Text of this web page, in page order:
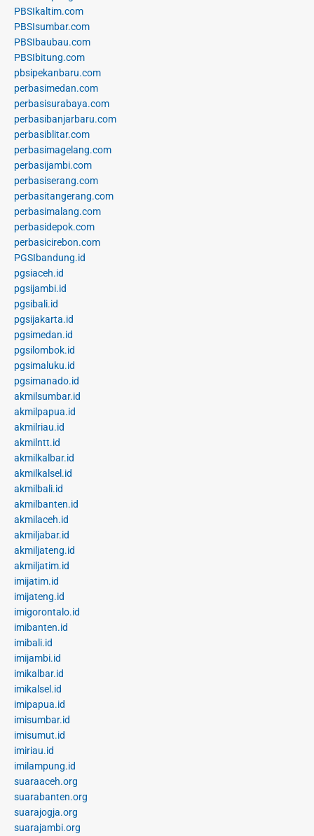
PBSIkaltim.com
PBSIsumbar.com
PBSIbaubau.com
PBSIbitung.com
pbsipekanbaru.com
perbasimedan.com
perbasisurabaya.com
perbasibanjarbaru.com
perbasiblitar.com
perbasimagelang.com
perbasijambi.com
perbasiserang.com
perbasitangerang.com
perbasimalang.com
perbasidepok.com
perbasicirebon.com
PGSIbandung.id
pgsiaceh.id
pgsijambi.id
pgsibali.id
pgsijakarta.id
pgsimedan.id
pgsilombok.id
pgsimaluku.id
pgsimanado.id
akmilsumbar.id
akmilpapua.id
akmilriau.id
akmilntt.id
akmilkalbar.id
akmilkalsel.id
akmilbali.id
akmilbanten.id
akmilaceh.id
akmiljabar.id
akmiljateng.id
akmiljatim.id
imijatim.id
imijateng.id
imigorontalo.id
imibanten.id
imibali.id
imijambi.id
imikalbar.id
imikalsel.id
imipapua.id
imisumbar.id
imisumut.id
imiriau.id
imilampung.id
suaraaceh.org
suarabanten.org
suarajogja.org
suarajambi.org